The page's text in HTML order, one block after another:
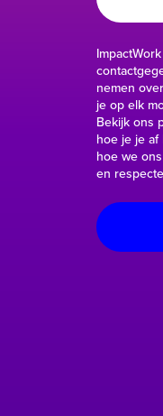
nemen
je op elk
Bekijk ons
hoe je je af
hoe we
en